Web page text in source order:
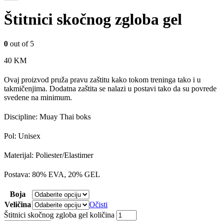
Štitnici skočnog zgloba gel
0 out of 5
40 KM
Ovaj proizvod pruža pravu zaštitu kako tokom treninga tako i u
takmičenjima. Dodatna zaštita se nalazi u postavi tako da su povrede
svedene na minimum.
Discipline: Muay Thai boks
Pol: Unisex
Materijal: Poliester/Elastimer
Postava: 80% EVA, 20% GEL
Boja
Veličina
Očisti
Štitnici skočnog zgloba gel količina